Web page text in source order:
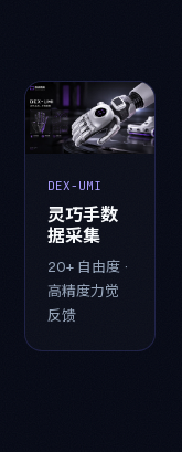
DEX-UMI
灵巧手数
据采集
20+ 自由度 ·
高精度力觉
反馈